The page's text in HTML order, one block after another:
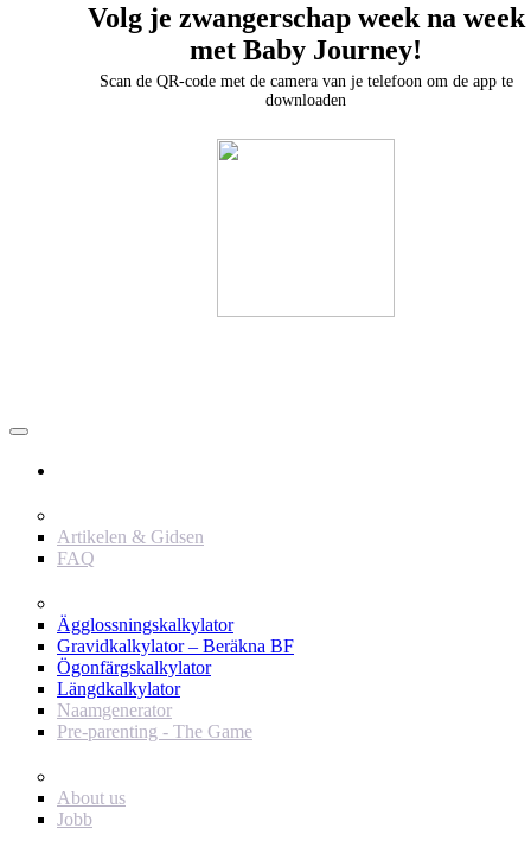
Volg je zwangerschap week na week
met Baby Journey!
Scan de QR-code met de camera van je telefoon om de app te
downloaden
Artikelen & Gidsen
FAQ
Ägglossningskalkylator
Gravidkalkylator – Beräkna BF
Ögonfärgskalkylator
Längdkalkylator
Naamgenerator
Pre-parenting - The Game
About us
Jobb